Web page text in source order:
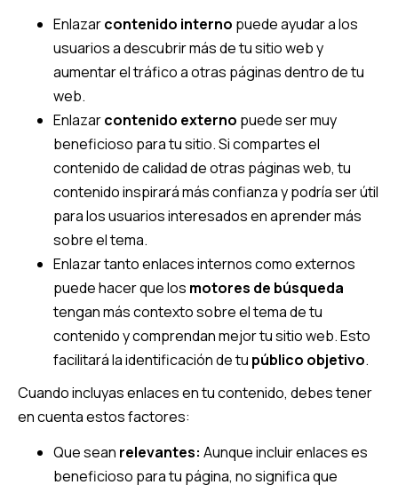
Enlazarcontenido interno puede ayudar a los
usuarios a descubrir más de tu sitio web y
aumentar el tráfico a otras páginas dentro de tu
web.
Enlazarcontenido externo puede ser muy
beneficioso para tu sitio. Si compartes el
contenido de calidad de otras páginas web, tu
contenido inspirará más confianza y podría ser útil
para los usuarios interesados en aprender más
sobre el tema.
Enlazar tanto enlaces internos como externos
puede hacer que los motores de búsqueda
tengan más contexto sobre el tema de tu
contenido y comprendan mejor tu sitio web. Esto
facilitará la identificación de tu público objetivo.
Cuando incluyas enlaces en tu contenido, debes tener
en cuenta estos factores:
Que sean relevantes: Aunque incluir enlaces es
beneficioso para tu página, no significa que